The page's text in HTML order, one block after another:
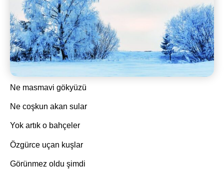
Ne masmavi gökyüzü
Ne coşkun akan sular
Yok artık o bahçeler
Özgürce uçan kuşlar
Görünmez oldu şimdi